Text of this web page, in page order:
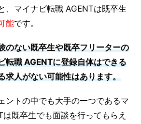
、マイナビ転職 AGENTは既卒生
能です。
のない既卒生や既卒フリーターの
転職 AGENTに登録自体はできる
求人がない可能性はあります。
ントの中でも大手の一つであるマ
既卒生でも面談を行ってもらえ